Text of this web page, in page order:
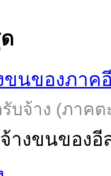
ขนของภาค
บจ้าง (ภาคต
างขนของ